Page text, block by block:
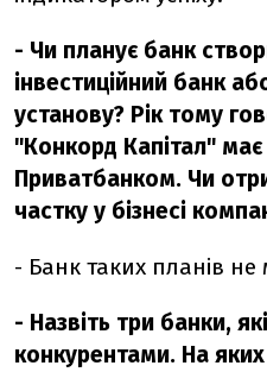
- Чи планує банк
інвестиційний банк
установу? Рік тому
"Конкорд Капітал"
Приватбанком. Чи
частку у бізнесі
- Банк таких планів не
- Назвіть три банки,
конкурентами. На